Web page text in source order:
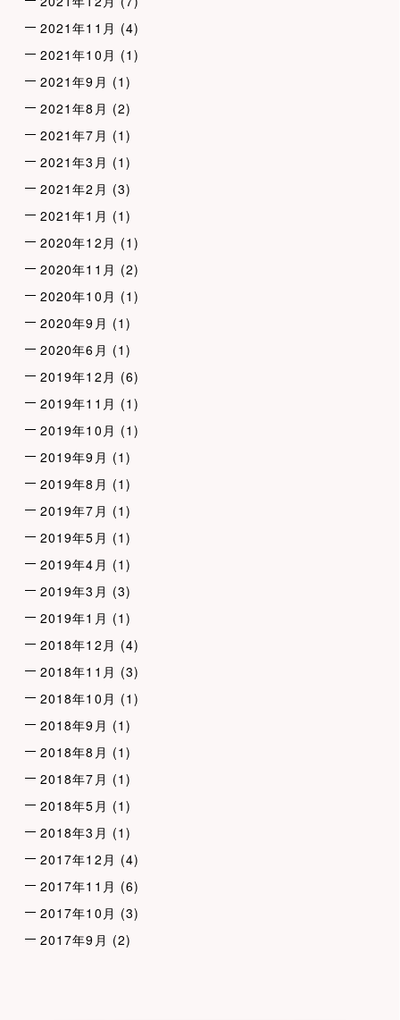
2021年11月 (4)
2021年10月 (1)
2021年9月 (1)
2021年8月 (2)
2021年7月 (1)
2021年3月 (1)
2021年2月 (3)
2021年1月 (1)
2020年12月 (1)
2020年11月 (2)
2020年10月 (1)
2020年9月 (1)
2020年6月 (1)
2019年12月 (6)
2019年11月 (1)
2019年10月 (1)
2019年9月 (1)
2019年8月 (1)
2019年7月 (1)
2019年5月 (1)
2019年4月 (1)
2019年3月 (3)
2019年1月 (1)
2018年12月 (4)
2018年11月 (3)
2018年10月 (1)
2018年9月 (1)
2018年8月 (1)
2018年7月 (1)
2018年5月 (1)
2018年3月 (1)
2017年12月 (4)
2017年11月 (6)
2017年10月 (3)
2017年9月 (2)